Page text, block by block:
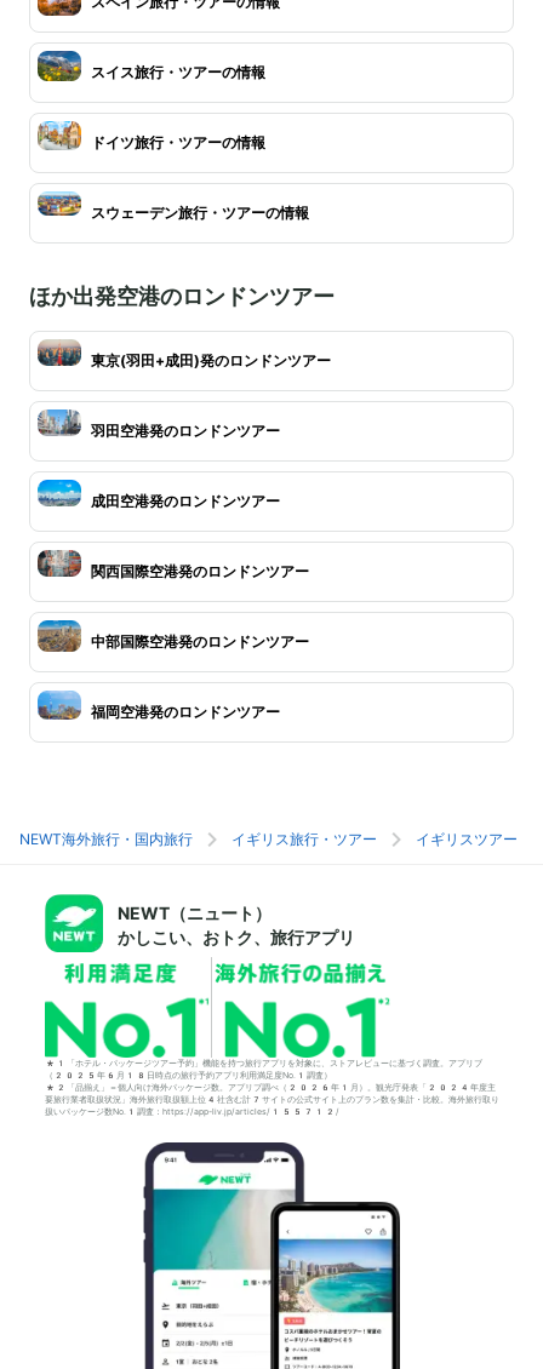
スイス旅行・ツアーの情報
ドイツ旅行・ツアーの情報
スウェーデン旅行・ツアーの情報
ほか出発空港のロンドンツアー
東京(羽田+成田)発のロンドンツアー
羽田空港発のロンドンツアー
成田空港発のロンドンツアー
関西国際空港発のロンドンツアー
中部国際空港発のロンドンツアー
福岡空港発のロンドンツアー
NEWT海外旅行・国内旅行 イギリス旅行・ツアー イギリスツアー
NEWT（ニュート）
かしこい、おトク、旅行アプリ
*1「ホテル・パッケージツアー予約」機能を持つ旅行アプリを対象に、ストアレビューに基づく調査。アプリブ
（2025年6月18日時点の旅行予約アプリ利用満足度No.1調査）
*2「品揃え」＝個人向け海外パッケージ数。アプリブ調べ（2026年1月）。観光庁発表「2024年度主
要旅行業者取扱状況」海外旅行取扱額上位4社含む計7サイトの公式サイト上のプラン数を集計・比較。海外旅行取り
扱いパッケージ数No.1調査：https://app-liv.jp/articles/155712/